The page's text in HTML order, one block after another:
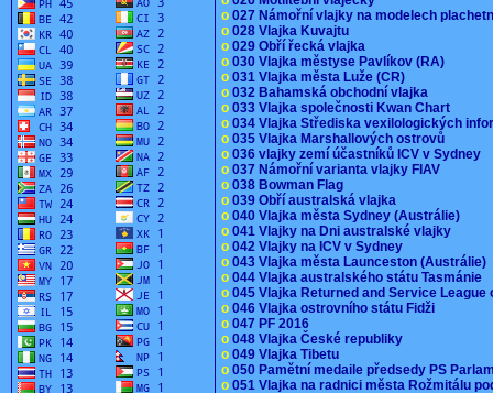
o 027 Námořní vlajky na modelech
o 028 Vlajka Kuvajtu
o 029 Obří řecká vlajka
o 030 Vlajka městyse Pavlíkov (RA)
o 031 Vlajka města Luže (CR)
o 032 Bahamská obchodní vlajka
o 033 Vlajka společnosti Kwan Chart
o 034 Vlajka Střediska vexilologických
o 035 Vlajka Marshallových ostrovů
o 036 vlajky zemí účastníků ICV v Sydney
o 037 Námořní varianta vlajky FIAV
o 038 Bowman Flag
o 039 Obří australská vlajka
o 040 Vlajka města Sydney (Austrálie)
o 041 Vlajky na Dni australské vlajky
o 042 Vlajky na ICV v Sydney
o 043 Vlajka města Launceston (Austrálie)
o 044 Vlajka australského státu Tasmánie
o 045 Vlajka Returned and Service
o 046 Vlajka ostrovního státu Fidži
o 047 PF 2016
o 048 Vlajka České republiky
o 049 Vlajka Tibetu
o 050 Pamětní medaile předsedy PS
o 051 Vlajka na radnici města Rožmitálu